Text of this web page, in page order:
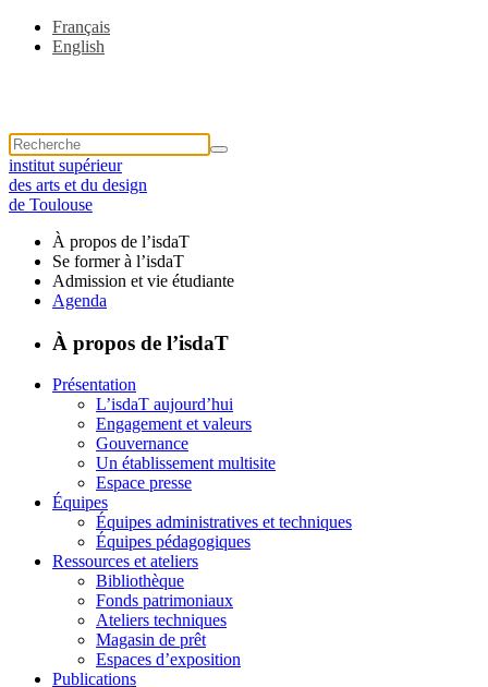
Français
English
institut supérieur
des arts et du design
de Toulouse
À propos de l’isdaT
Se former à l’isdaT
Admission et vie étudiante
Agenda
À propos de l’isdaT
Présentation
L’isdaT aujourd’hui
Engagement et valeurs
Gouvernance
Un établissement multisite
Espace presse
Équipes
Équipes administratives et techniques
Équipes pédagogiques
Ressources et ateliers
Bibliothèque
Fonds patrimoniaux
Ateliers techniques
Magasin de prêt
Espaces d’exposition
Publications